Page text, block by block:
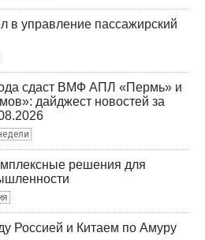
в управление пассажирский
сдаст ВМФ АПЛ «Пермь» и
дайджест новостей за
решения для
Россией и Китаем по Амуру